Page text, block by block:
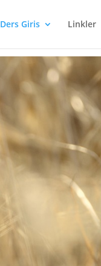
Ders Giris Linkler